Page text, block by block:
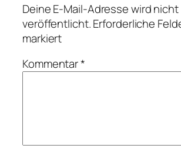
Deine E-Mail-Adresse wird nicht
veröffentlicht.Erforderliche
markiert
Kommentar*